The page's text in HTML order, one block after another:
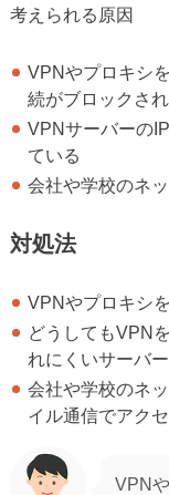
考えられる原因
VPNやプロキシ
続がブロックさ
VPNサーバーの
ている
会社や学校のネ
対処法
VPNやプロキシ
どうしてもVPN
れにくいサーバ
会社や学校のネ
イル通信でアク
VPN